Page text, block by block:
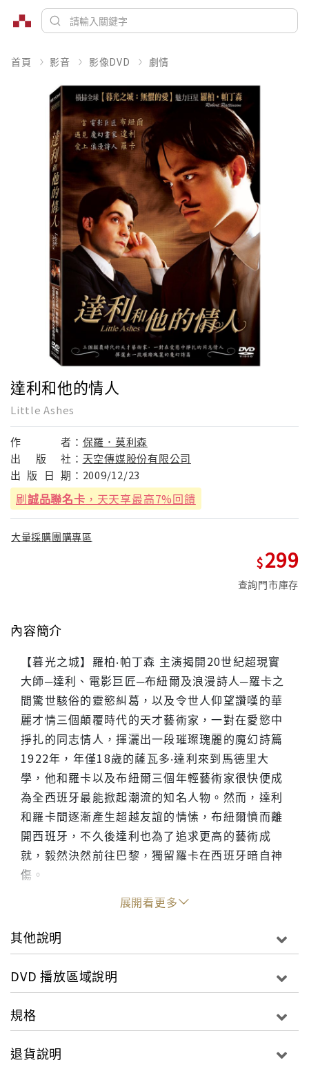
首頁 影音 影像DVD 劇情
達利和他的情人
Little Ashes
作 者： 保羅．莫利森
出
版 社： 天空傳媒股份有限公司
出 版 日 期： 2009/12/23
刷誠品聯名卡 ，天天享最高7%回饋
大量採購團購專區
299
查詢門市庫存
內容簡介
【暮光之城】羅柏‧帕丁森 主演揭開20世紀超現實
大師─達利、電影巨匠─布紐爾及浪漫詩人─羅卡之
間驚世駭俗的靈慾糾葛，以及令世人仰望讚嘆的華
麗才情三個顛覆時代的天才藝術家，一對在愛慾中
掙扎的同志情人，揮灑出一段璀璨瑰麗的魔幻詩篇
1922年，年僅18歲的薩瓦多‧達利來到馬德里大
學，他和羅卡以及布紐爾三個年輕藝術家很快便成
為全西班牙最能掀起潮流的知名人物。然而，達利
和羅卡間逐漸產生超越友誼的情愫，布紐爾憤而離
開西班牙，不久後達利也為了追求更高的藝術成
就，毅然決然前往巴黎，獨留羅卡在西班牙暗自神
傷。
1936年，西班牙內戰瀕臨爆發，名滿天下的羅卡因
公然反對政府而成為政府眼中釘，當達利和妻子正
在派對中狂歡時，卻收到羅卡被捕槍決的噩耗，傷
心欲絕的他此刻才發現，原來他一直壓抑自己對羅
卡的深摯愛戀，但這一切，都已太晚…
展開看更多
其他說明
DVD 播放區域說明
規格
退貨說明